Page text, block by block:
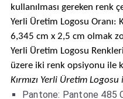
kullanılması gereken renk
Yerli Üretim Logosu Oranı:
6,345 cm x 2,5 cm olmak
Yerli Üretim Logosu
üzere iki renk opsiyonu ile
Kırmızı Yerli Üretim Logosu
Pantone: Pantone 485